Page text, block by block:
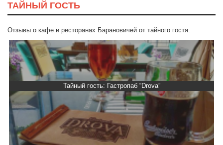
ТАЙНЫЙ ГОСТЬ
Отзывы о кафе и ресторанах Барановичей от тайного гостя.
Тайный гость: Гастропаб “Drova”